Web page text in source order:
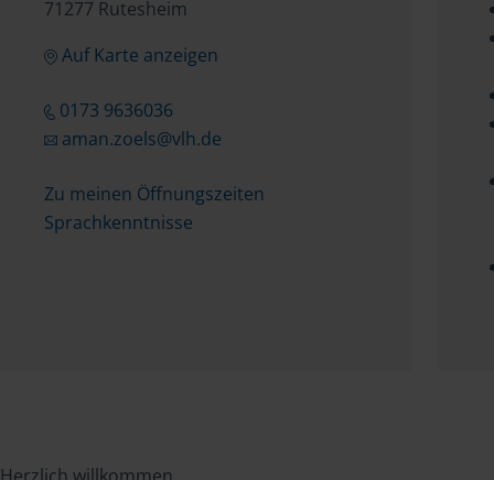
71277 Rutesheim
Auf Karte anzeigen
0173 9636036
aman.zoels@vlh.de
Zu meinen Öffnungszeiten
Sprachkenntnisse